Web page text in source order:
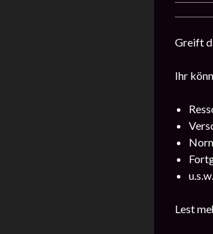
Greift
Ihr
u.s.w.
Lest